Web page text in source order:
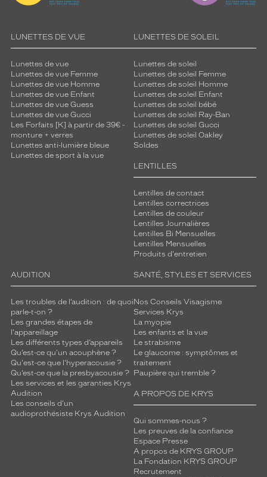
LUNETTES DE VUE
Lunettes de vue
Lunettes de vue Femme
Lunettes de vue Homme
Lunettes de vue Enfant
Lunettes de vue Guess
Lunettes de vue Gucci
Les Forfaits [K] à partir de 39€ -
monture + verres
Lunettes anti-lumière bleue
Lunettes de sport à la vue
LUNETTES DE SOLEIL
Lunettes de soleil
Lunettes de soleil Femme
Lunettes de soleil Homme
Lunettes de soleil Enfant
Lunettes de soleil bébé
Lunettes de soleil Ray-Ban
Lunettes de soleil Gucci
Lunettes de soleil Oakley
Soldes
LENTILLES
Lentilles de contact
Lentilles correctrices
Lentilles de couleur
Lentilles Journalières
Lentilles Bi Mensuelles
Lentilles Mensuelles
Produits d'entretien
AUDITION
Les troubles de l’audition : de quoi
parle-t-on ?
Les grandes étapes de
l'appareillage
Les différents types d’appareils
Qu’est-ce qu'un acouphène ?
Qu'est-ce que l'hyperacousie ?
Qu’est-ce que la presbyacousie ?
Les services et les garanties Krys
Audition
Les conseils d'un
audioprothésiste Krys Audition
SANTÉ, STYLES ET SERVICES
Nos Conseils Visagisme
Services Krys
La myopie
Les enfants et la vue
Le strabisme
Le glaucome : symptômes et
traitement
Paupière qui tremble ?
A PROPOS DE KRYS
Qui sommes-nous ?
Les preuves de la confiance
Espace Presse
A propos de KRYS GROUP
La Fondation KRYS GROUP
Recrutement